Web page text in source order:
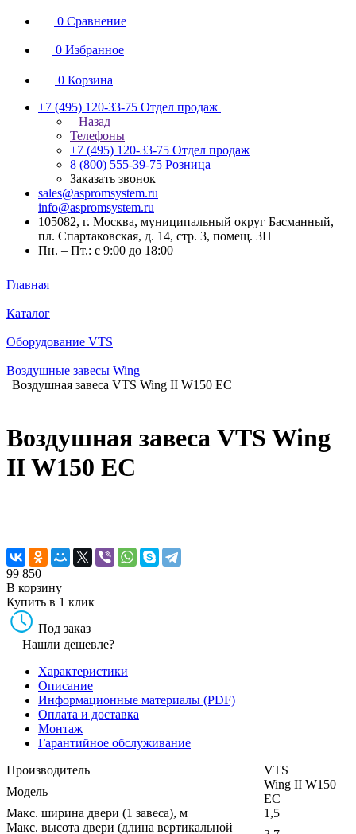
0 Сравнение
0 Избранное
0 Корзина
+7 (495) 120-33-75 Отдел продаж
Назад
Телефоны
+7 (495) 120-33-75 Отдел продаж
8 (800) 555-39-75 Розница
Заказать звонок
sales@aspromsystem.ru
info@aspromsystem.ru
105082, г. Москва, муниципальный округ Басманный,
пл. Спартаковская, д. 14, стр. 3, помещ. 3Н
Пн. – Пт.: с 9:00 до 18:00
Главная
Каталог
Оборудование VTS
Воздушные завесы Wing
Воздушная завеса VTS Wing II W150 EC
Воздушная завеса VTS Wing
II W150 EC
99 850
В корзину
Купить в 1 клик
Под заказ
Нашли дешевле?
Характеристики
Описание
Информационные материалы (PDF)
Оплата и доставка
Монтаж
Гарантийное обслуживание
Производитель
VTS
Модель
Wing II W150
EC
Макс. ширина двери (1 завеса), м
1,5
Макс. высота двери (длина вертикальной